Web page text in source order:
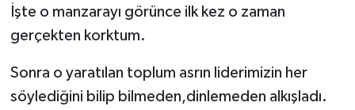
İşte o manzarayı görünce ilk kez o zaman
gerçekten korktum.
Sonra o yaratılan toplum asrın liderimizin her
söylediğini bilip bilmeden,dinlemeden alkışladı.